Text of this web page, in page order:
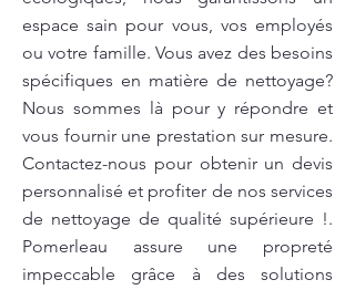
espace sain pour vous, vos employés
ou votre famille. Vous avez des besoins
spécifiques en matière de nettoyage?
Nous sommes là pour y répondre et
vous fournir une prestation sur mesure.
Contactez-nous pour obtenir un devis
personnalisé et profiter de nos services
de nettoyage de qualité supérieure !.
Pomerleau assure une propreté
impeccable grâce à des solutions